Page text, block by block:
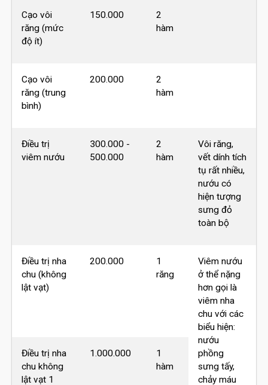
Cạo vôi
răng (mức
độ ít)
150.000
2
hàm
Cạo vôi
răng (trung
bình)
200.000
2
hàm
Điều trị
viêm nướu
300.000 -
500.000
2
hàm
Vôi răng,
vết dính tích
tụ rất nhiều,
nướu có
hiện tượng
sưng đỏ
toàn bộ
Điều trị nha
chu (không
lật vạt)
200.000
1
răng
Viêm nướu
ở thể nặng
hơn gọi là
viêm nha
chu với các
biểu hiện:
nướu
phồng
sưng tấy,
chảy máu
Điều trị nha
chu không
lật vạt 1
1.000.000
1
hàm